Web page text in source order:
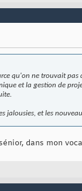
qu'on ne trouvait
et la gestion de
jalousies, et les
dans mon